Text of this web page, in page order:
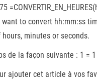
to convert hh:mm:ss
minutes or seconds.
de la façon suivante : 1
ajouter cet article à vos